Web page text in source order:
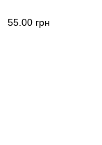
55.00 грн